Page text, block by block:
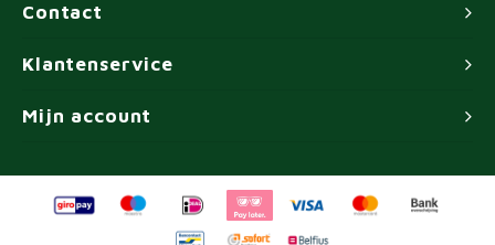
Contact
Klantenservice
Mijn account